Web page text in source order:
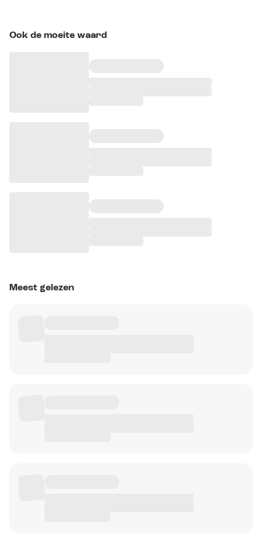
Ook de moeite waard
Meest gelezen